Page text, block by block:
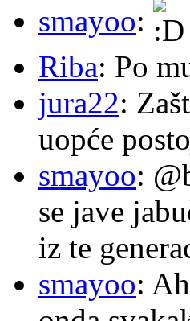
smayoo:
Riba: Po
jura22:
uopće
smayoo:
se jave
iz te
smayoo: